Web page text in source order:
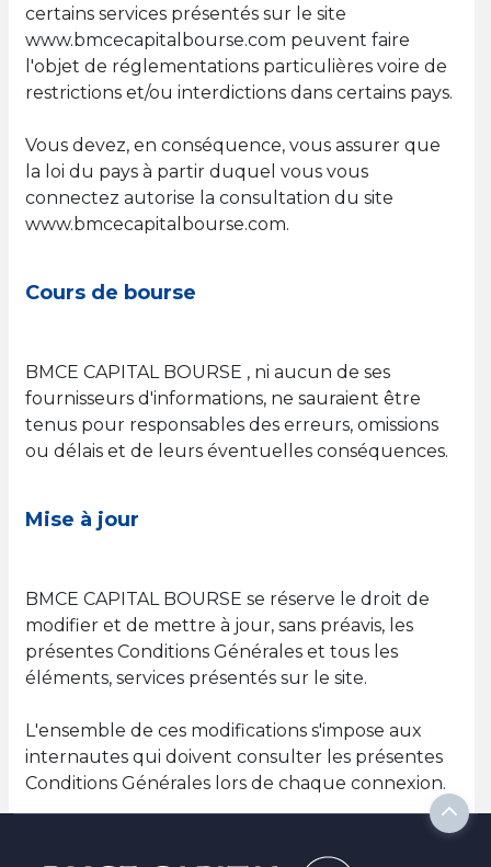
certains services présentés sur le site
www.bmcecapitalbourse.com peuvent faire
l'objet de réglementations particulières voire de
restrictions et/ou interdictions dans certains pays.
Vous devez, en conséquence, vous assurer que
la loi du pays à partir duquel vous vous
connectez autorise la consultation du site
www.bmcecapitalbourse.com.
Cours de bourse
BMCE CAPITAL BOURSE , ni aucun de ses
fournisseurs d'informations, ne sauraient être
tenus pour responsables des erreurs, omissions
ou délais et de leurs éventuelles conséquences.
Mise à jour
BMCE CAPITAL BOURSE se réserve le droit de
modifier et de mettre à jour, sans préavis, les
présentes Conditions Générales et tous les
éléments, services présentés sur le site.
L'ensemble de ces modifications s'impose aux
internautes qui doivent consulter les présentes
Conditions Générales lors de chaque connexion.